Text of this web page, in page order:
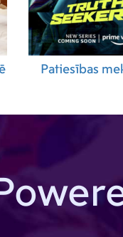
Patiesības